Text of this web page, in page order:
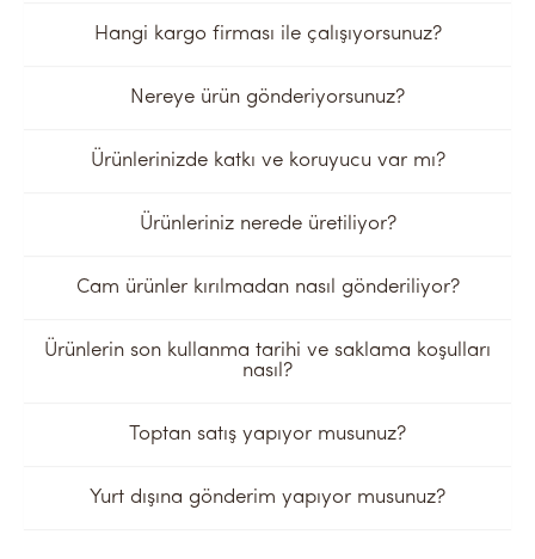
Hangi kargo firması ile çalışıyorsunuz?
Nereye ürün gönderiyorsunuz?
Ürünlerinizde katkı ve koruyucu var mı?
Ürünleriniz nerede üretiliyor?
Cam ürünler kırılmadan nasıl gönderiliyor?
Ürünlerin son kullanma tarihi ve saklama koşulları
nasıl?
Toptan satış yapıyor musunuz?
Yurt dışına gönderim yapıyor musunuz?